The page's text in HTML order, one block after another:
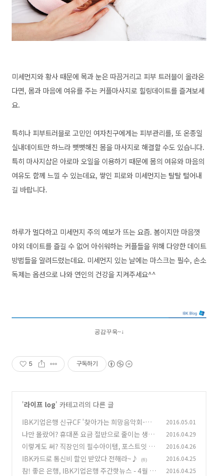
미세먼지와 황사 때문에 목과 눈은 따끔거리고 피부 트러블이 올라온
다면, 몸과 마음에 여유를 주는 커플마사지로 힐링데이트를 즐겨보세
요.
특히나 피부트러블로 고민인 여자친구에게는 피부관리를, 또 온종일
실내데이트만 하느라 뻣뻣해진 몸을 마사지로 해결할 수도 있습니다.
특히 마사지샵은 아로마 오일을 이용하기 때문에 몸의 여유와 마음의
여유도 함께 느낄 수 있는데요, 쌓인 피로와 미세먼지는 탈탈 털어내
길 바랍니다.
하루가 멀다하고 미세먼지 주의 예보가 뜨는 요즘. 봄이지만 마음껏
야외 데이트를 즐길 수 없어 아쉬워하는 커플들을 위해 다양한 데이트
방법들을 알려드렸는데요. 미세먼지 있는 날에는 마스크는 필수, 손소
독제는 옵션으로 나와 연인의 건강을 지켜주세요^^
공감꾸욱~↓
5 구독하기
'라이프 log' 카테고리의 다른 글
IBK기업은행 신규CF '찾아가는 희망음악회-공
장' (0)
2016.05.01
나만 몰랐어? 휴대폰 요금 절반으로 줄이는 생활
의 꿀팁 (5)
2016.04.29
이렇게도 써? 직장인의 필수아이템, 포스트잇 활
용법 (0)
2016.04.26
IBK카드로 통신비 할인 받았다 전해라~♪ (6) 2016.04.25
참! 좋은 은행, IBK기업은행 주간핫뉴스 - 4월 3
2016.04.25